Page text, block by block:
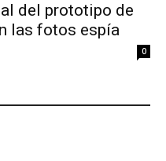
del prototipo de
las fotos espía
0